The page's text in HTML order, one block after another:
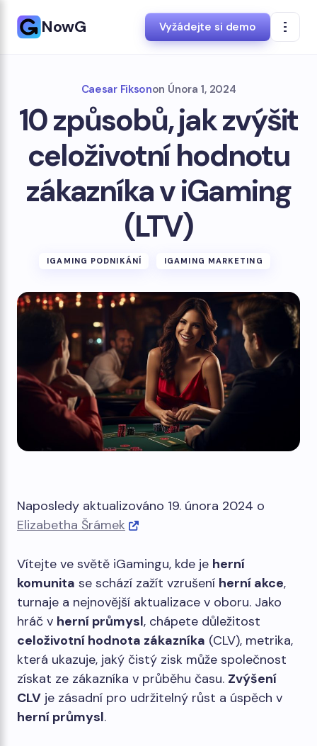
NowG Vyžádejte si demo
Caesar Fiksonon Února 1, 2024
10 způsobů, jak zvýšit
celoživotní hodnotu
zákazníka v iGaming
(LTV)
IGAMING PODNIKÁNÍ IGAMING MARKETING
Naposledy aktualizováno 19. února 2024 o
Elizabetha Šrámek
Vítejte ve světě iGamingu, kde je herní
komunita se schází zažít vzrušení herní akce,
turnaje a nejnovější aktualizace v oboru. Jako
hráč v herní průmysl, chápete důležitost
celoživotní hodnota zákazníka (CLV), metrika,
která ukazuje, jaký čistý zisk může společnost
získat ze zákazníka v průběhu času. Zvýšení
CLV je zásadní pro udržitelný růst a úspěch v
herní průmysl.